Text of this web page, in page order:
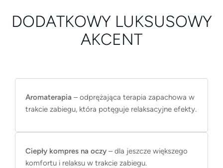
DODATKOWY LUKSUSOWY
AKCENT
Aromaterapia – odprężająca terapia zapachowa w
trakcie zabiegu, która potęguje relaksacyjne efekty.
Ciepły kompres na oczy – dla jeszcze większego
komfortu i relaksu w trakcie zabiegu.